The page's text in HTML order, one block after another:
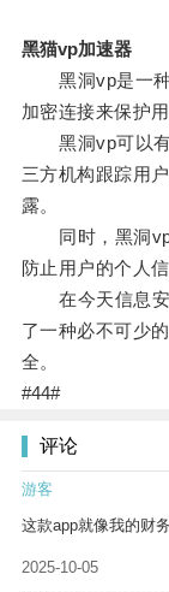
黑猫vp加速器
黑洞vp是一种
加密连接来保护
黑洞vp可以有
三方机构跟踪用
露。
同时，黑洞vp
防止用户的个人
在今天信息安
了一种必不可少
全。
#44#
评论
游客
这款app就像我的财
2025-10-05